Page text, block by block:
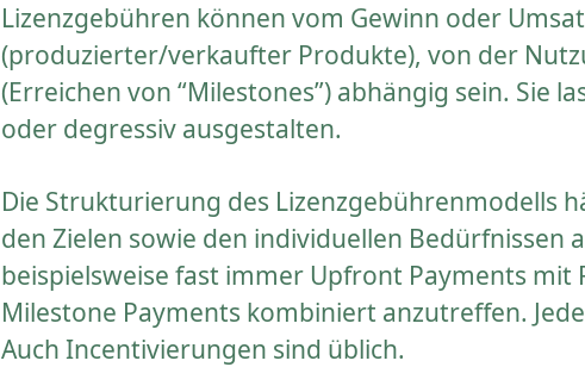
Lizenzgebühren können vom Gewinn oder
(produzierter/verkaufter Produkte), von der
(Erreichen von “Milestones”) abhängig sein. Sie
oder degressiv ausgestalten.
Die Strukturierung des Lizenzgebührenmodells
den Zielen sowie den individuellen Bedürfnissen
beispielsweise fast immer Upfront Payments mit
Milestone Payments kombiniert anzutreffen.
Auch Incentivierungen sind üblich.